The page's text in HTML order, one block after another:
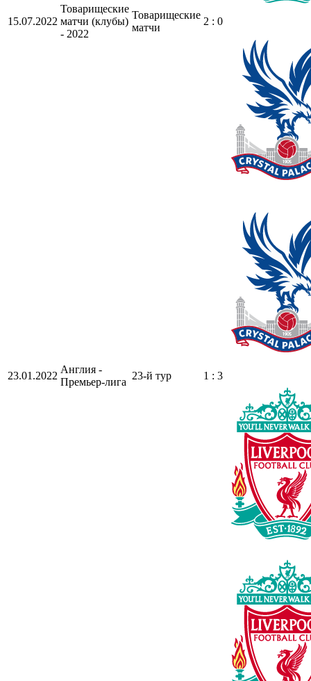
15.07.2022
Товарищеские
матчи (клубы)
- 2022
Товарищеские
матчи
2 : 0
23.01.2022
Англия -
Премьер-лига
23-й тур 1 : 3